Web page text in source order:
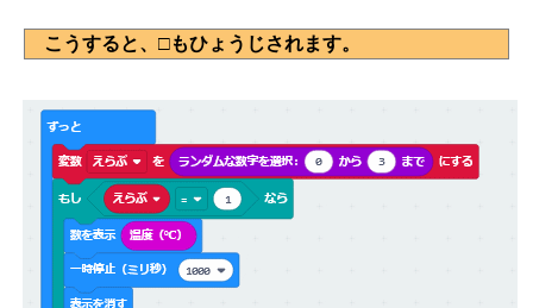
こうすると、□もひょうじされます。